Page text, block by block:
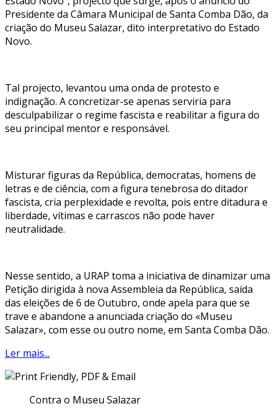
Presidente da Câmara Municipal de Santa Comba Dão, da
criação do Museu Salazar, dito interpretativo do Estado
Novo.
Tal projecto, levantou uma onda de protesto e
indignação. A concretizar-se apenas serviria para
desculpabilizar o regime fascista e reabilitar a figura do
seu principal mentor e responsável.
Misturar figuras da República, democratas, homens de
letras e de ciência, com a figura tenebrosa do ditador
fascista, cria perplexidade e revolta, pois entre ditadura e
liberdade, vítimas e carrascos não pode haver
neutralidade.
Nesse sentido, a URAP toma a iniciativa de dinamizar uma
Petição dirigida à nova Assembleia da República, saída
das eleições de 6 de Outubro, onde apela para que se
trave e abandone a anunciada criação do «Museu
Salazar», com esse ou outro nome, em Santa Comba Dão.
Ler mais...
Contra o Museu Salazar